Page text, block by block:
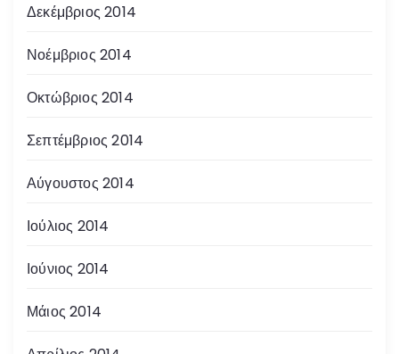
Δεκέμβριος 2014
Νοέμβριος 2014
Οκτώβριος 2014
Σεπτέμβριος 2014
Αύγουστος 2014
Ιούλιος 2014
Ιούνιος 2014
Μάιος 2014